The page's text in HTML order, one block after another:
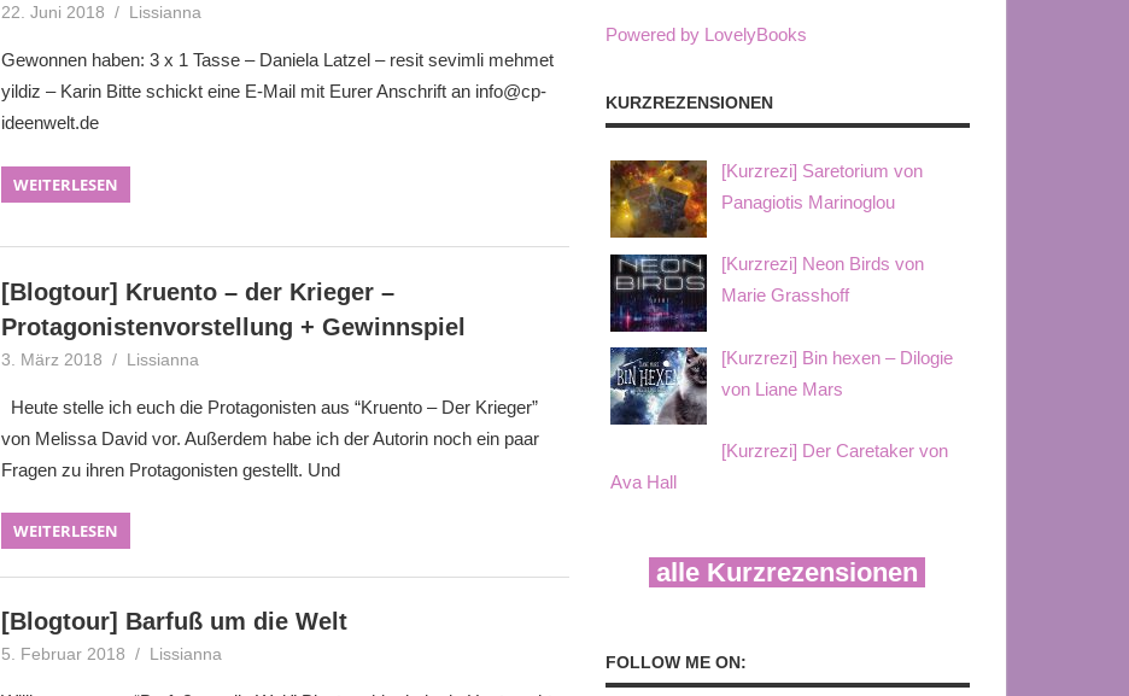
22. Juni 2018 Lissianna
Gewonnen haben: 3 x 1 Tasse – Daniela Latzel – resit sevimli mehmet
yildiz – Karin Bitte schickt eine E-Mail mit Eurer Anschrift an info@cp-
ideenwelt.de
WEITERLESEN
[Blogtour] Kruento – der Krieger –
Protagonistenvorstellung + Gewinnspiel
3. März 2018 Lissianna
Heute stelle ich euch die Protagonisten aus “Kruento – Der Krieger”
von Melissa David vor. Außerdem habe ich der Autorin noch ein paar
Fragen zu ihren Protagonisten gestellt. Und
WEITERLESEN
[Blogtour] Barfuß um die Welt
5. Februar 2018 Lissianna
Powered by LovelyBooks
KURZREZENSIONEN
[Kurzrezi] Saretorium von
Panagiotis Marinoglou
[Kurzrezi] Neon Birds von
Marie Grasshoff
[Kurzrezi] Bin hexen – Dilogie
von Liane Mars
[Kurzrezi] Der Caretaker von
Ava Hall
alle Kurzrezensionen
FOLLOW ME ON: